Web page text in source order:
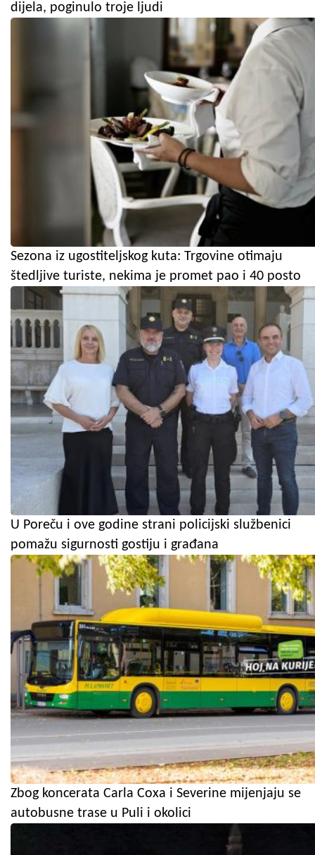
dijela, poginulo troje ljudi
Sezona iz ugostiteljskog kuta: Trgovine otimaju
štedljive turiste, nekima je promet pao i 40 posto
U Poreču i ove godine strani policijski službenici
pomažu sigurnosti gostiju i građana
Zbog koncerata Carla Coxa i Severine mijenjaju se
autobusne trase u Puli i okolici